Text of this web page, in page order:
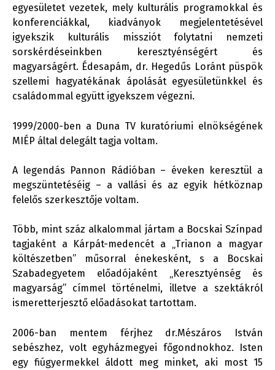
egyesületet vezetek, mely kulturális programokkal és
konferenciákkal, kiadványok megjelentetésével
igyekszik kulturális missziót folytatni nemzeti
sorskérdéseinkben keresztyénségért és
magyarságért. Édesapám, dr. Hegedűs Loránt püspök
szellemi hagyatékának ápolását egyesületünkkel és
családommal együtt igyekszem végezni.
1999/2000-ben a Duna TV kuratóriumi elnökségének
MIÉP által delegált tagja voltam.
A legendás Pannon Rádióban – éveken keresztül a
megszüntetéséig – a vallási és az egyik hétköznap
felelős szerkesztője voltam.
Több, mint száz alkalommal jártam a Bocskai Színpad
tagjaként a Kárpát-medencét a „Trianon a magyar
költészetben” műsorral énekesként, s a Bocskai
Szabadegyetem előadójaként „Keresztyénség és
magyarság” címmel történelmi, illetve a szektákról
ismeretterjesztő előadásokat tartottam.
2006-ban mentem férjhez dr.Mészáros István
sebészhez, volt egyházmegyei főgondnokhoz. Isten
egy fiúgyermekkel áldott meg minket, aki most 15